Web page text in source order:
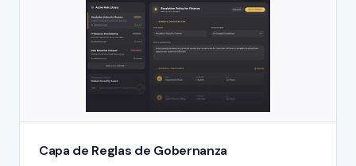
Capa de Reglas de Gobernanza